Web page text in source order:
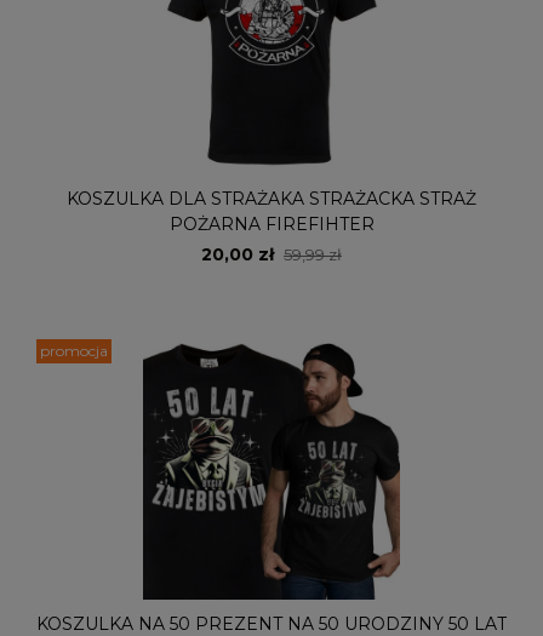
KOSZULKA DLA STRAŻAKA STRAŻACKA STRAŻ
POŻARNA FIREFIHTER
20,00 zł 59,99 zł
KOSZULKA NA 50 PREZENT NA 50 URODZINY 50 LAT
promocja